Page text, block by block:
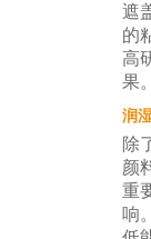
遮
的
高
果。
润
除
颜
重
响